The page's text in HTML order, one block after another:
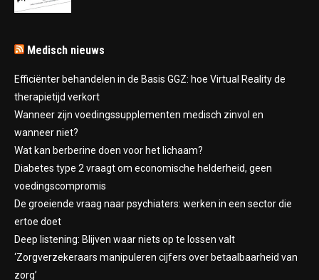
Medisch nieuws
Efficiënter behandelen in de Basis GGZ: hoe Virtual Reality de
therapietijd verkort
Wanneer zijn voedingssupplementen medisch zinvol en
wanneer niet?
Wat kan berberine doen voor het lichaam?
Diabetes type 2 vraagt om economische helderheid, geen
voedingscompromis
De groeiende vraag naar psychiaters: werken in een sector die
ertoe doet
Deep listening: Blijven waar niets op te lossen valt
‘Zorgverzekeraars manipuleren cijfers over betaalbaarheid van
zorg’